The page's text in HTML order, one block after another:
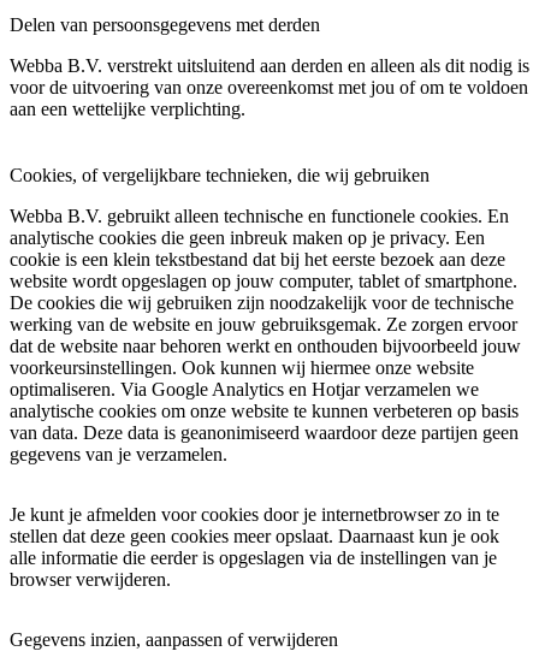
Delen van persoonsgegevens met derden
Webba B.V. verstrekt uitsluitend aan derden en alleen als dit nodig is
voor de uitvoering van onze overeenkomst met jou of om te voldoen
aan een wettelijke verplichting.
Cookies, of vergelijkbare technieken, die wij gebruiken
Webba B.V. gebruikt alleen technische en functionele cookies. En
analytische cookies die geen inbreuk maken op je privacy. Een
cookie is een klein tekstbestand dat bij het eerste bezoek aan deze
website wordt opgeslagen op jouw computer, tablet of smartphone.
De cookies die wij gebruiken zijn noodzakelijk voor de technische
werking van de website en jouw gebruiksgemak. Ze zorgen ervoor
dat de website naar behoren werkt en onthouden bijvoorbeeld jouw
voorkeursinstellingen. Ook kunnen wij hiermee onze website
optimaliseren. Via Google Analytics en Hotjar verzamelen we
analytische cookies om onze website te kunnen verbeteren op basis
van data. Deze data is geanonimiseerd waardoor deze partijen geen
gegevens van je verzamelen.
Je kunt je afmelden voor cookies door je internetbrowser zo in te
stellen dat deze geen cookies meer opslaat. Daarnaast kun je ook
alle informatie die eerder is opgeslagen via de instellingen van je
browser verwijderen.
Gegevens inzien, aanpassen of verwijderen